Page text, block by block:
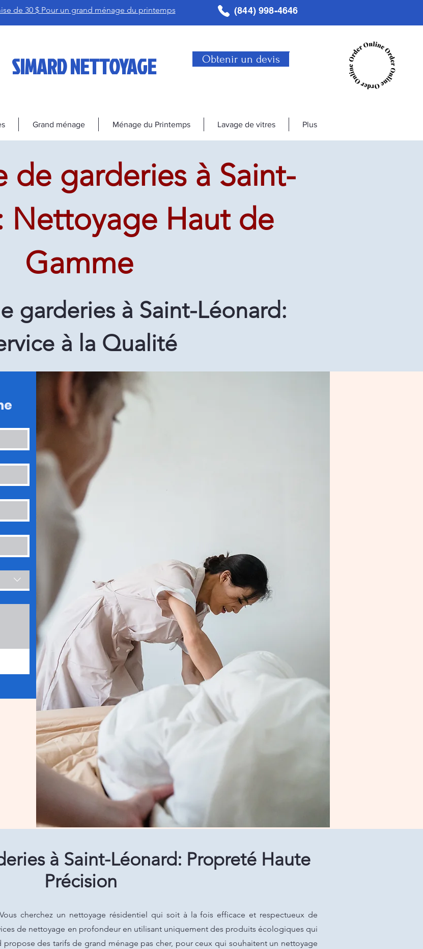
de 30 $ Pour un grand ménage du printemps (844) 998-4646
SIMARD NETTOYAGE Obtenir un devis
Grand ménage Ménage du Printemps Lavage de vitres Plus
de garderies à Saint-
Nettoyage Haut de
Gamme
garderies à Saint-Léonard:
à la Qualité
à Saint-Léonard: Propreté Haute
Précision
cherchez un nettoyage résidentiel qui soit à la fois efficace et respectueux de
de nettoyage en profondeur en utilisant uniquement des produits écologiques qui
propose des tarifs de grand ménage pas cher, pour ceux qui souhaitent un nettoyage